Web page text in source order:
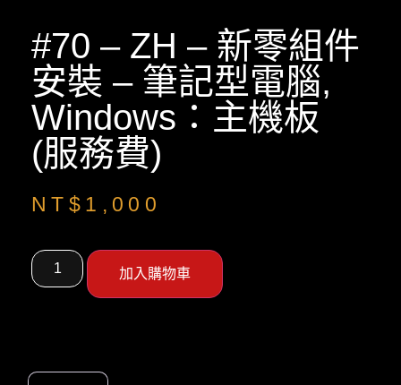
#70 – ZH – 新零組件
安裝 – 筆記型電腦,
Windows：主機板
(服務費)
NT$ 1,000
加入購物車